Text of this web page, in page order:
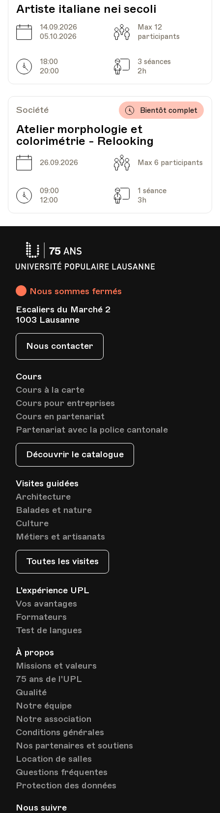
Lieu
En ligne
Date
03.05.2021 Heure
18.30
Artiste italiane nei secoli
Date
14.09.2026
05.10.2026
Capacité
Max 12
participants
Horarires
18:00
20:00
Séances
3 séances
2h
Société
Atelier morphologie et
colorimétrie - Relooking
Bientôt complet
Date
26.09.2026 Capacité
Max 6 participants
Horarires
09:00
12:00
Séances
1 séance
3h
Cours
Cours à la carte
Cours pour entreprises
Cours en partenariat
Partenariat avec la police cantonale
Découvrir le catalogue
Visites guidées
Architecture
Balades et nature
Culture
Métiers et artisanats
Toutes les visites
L'expérience UPL
Vos avantages
Formateurs
Test de langues
À propos
Missions et valeurs
75 ans de l'UPL
Qualité
Notre équipe
Notre association
Conditions générales
Nos partenaires et soutiens
Location de salles
Questions fréquentes
Protection des données
Nous sommes fermés
Escaliers du Marché 2
1003 Lausanne
Nous contacter
Nous suivre